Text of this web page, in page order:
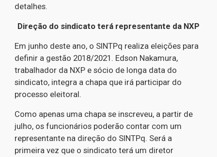
detalhes.
Direção do sindicato terá representante da NXP
Em junho deste ano, o SINTPq realiza eleições para
definir a gestão 2018/2021. Edson Nakamura,
trabalhador da NXP e sócio de longa data do
sindicato, integra a chapa que irá participar do
processo eleitoral.
Como apenas uma chapa se inscreveu, a partir de
julho, os funcionários poderão contar com um
representante na direção do SINTPq. Será a
primeira vez que o sindicato terá um diretor